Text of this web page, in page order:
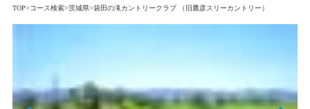
TOP>コース検索>茨城県>袋田の滝カントリークラブ （旧鷹彦スリーカントリー）